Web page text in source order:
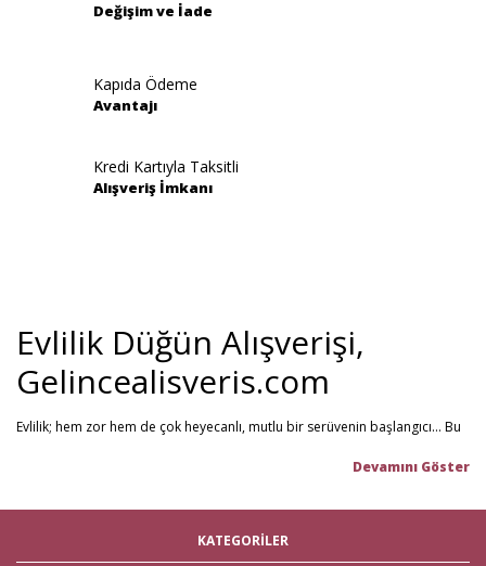
Değişim ve İade
Kapıda Ödeme
Avantajı
Kredi Kartıyla Taksitli
Alışveriş İmkanı
Evlilik Düğün Alışverişi,
Gelincealisveris.com
Evlilik; hem zor hem de çok heyecanlı, mutlu bir serüvenin başlangıcı... Bu
Gelince Alışveriş; 2013 senesinden beri hizmet veren ve müşteri
gelin hamamı,bekarlığa veda partisi
KATEGORİLER